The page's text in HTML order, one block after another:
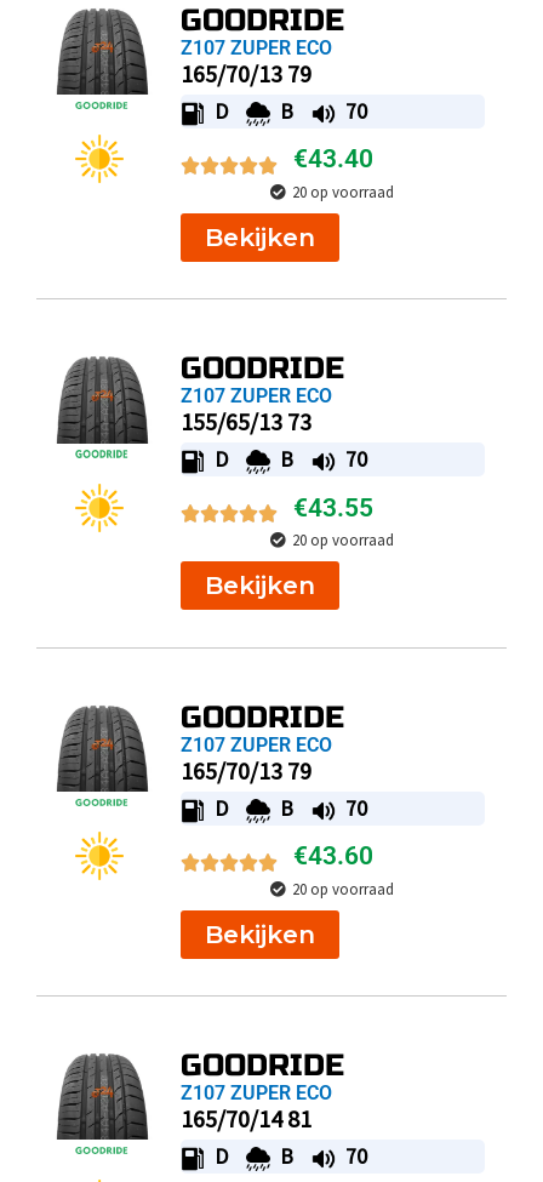
GOODRIDE
Z107 ZUPER ECO
165/70/13 79
D B 70
€43.40
20 op voorraad
Bekijken
GOODRIDE
Z107 ZUPER ECO
155/65/13 73
D B 70
€43.55
20 op voorraad
Bekijken
GOODRIDE
Z107 ZUPER ECO
165/70/13 79
D B 70
€43.60
20 op voorraad
Bekijken
GOODRIDE
Z107 ZUPER ECO
165/70/14 81
D B 70